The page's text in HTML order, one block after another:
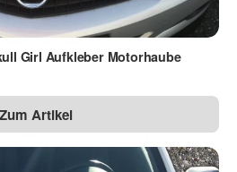
Girl Aufkleber Motorhaube
Zum Artikel